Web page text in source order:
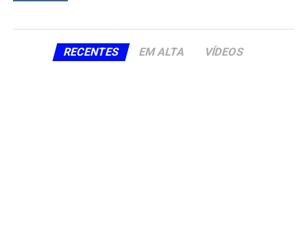
RECENTES EM ALTA VÍDEOS